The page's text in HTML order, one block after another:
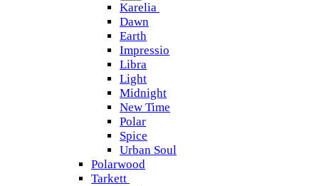
Karelia
Dawn
Earth
Impressio
Libra
Light
Midnight
New Time
Polar
Spice
Urban Soul
Polarwood
Tarkett